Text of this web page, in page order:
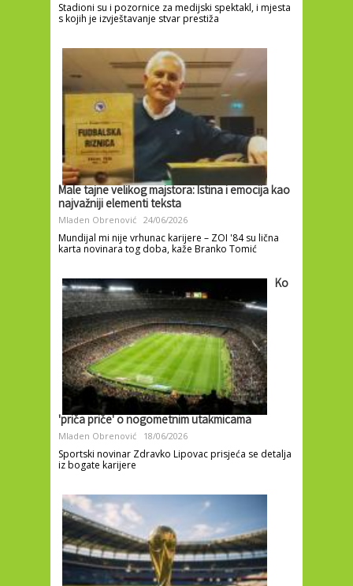
Stadioni su i pozornice za medijski spektakl, i mjesta
s kojih je izvještavanje stvar prestiža
Male tajne velikog majstora: Istina i emocija kao
najvažniji elementi teksta
Mladen Obrenović 24/06/2026
Mundijal mi nije vrhunac karijere – ZOI '84 su lična
karta novinara tog doba, kaže Branko Tomić
Ko
'priča priče' o nogometnim utakmicama
Mladen Obrenović 18/06/2026
Sportski novinar Zdravko Lipovac prisjeća se detalja
iz bogate karijere